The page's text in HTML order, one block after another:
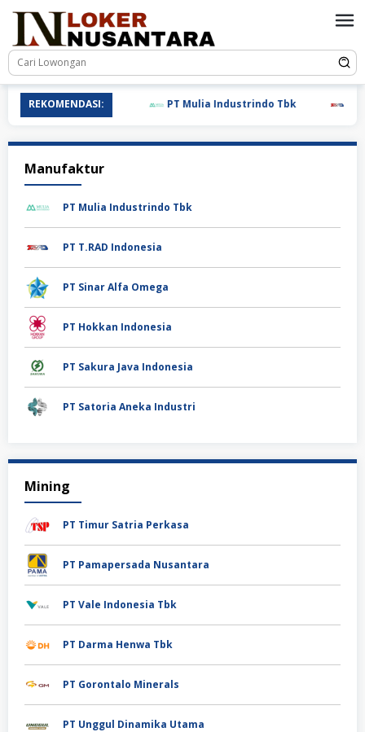
REKOMENDASI: PT Mulia Industrindo Tbk PT
Manufaktur
PT Mulia Industrindo Tbk
PT T.RAD Indonesia
PT Sinar Alfa Omega
PT Hokkan Indonesia
PT Sakura Java Indonesia
PT Satoria Aneka Industri
Mining
PT Timur Satria Perkasa
PT Pamapersada Nusantara
PT Vale Indonesia Tbk
PT Darma Henwa Tbk
PT Gorontalo Minerals
PT Unggul Dinamika Utama